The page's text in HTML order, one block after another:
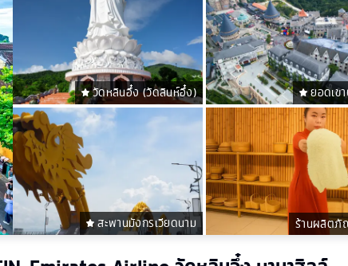
วัดหลินอึ๋ง (วัดลินห์อึ๋ง) ยอดเข
สะพานมังกรเวียดนาม ร้านผลิตภั